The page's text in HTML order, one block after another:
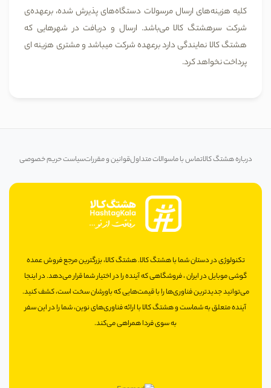
کلیه هزینه‌های ارسال مرسولات دستگاه‌های پذیرش شده، برعهده‌ی
شرکت سرهشتگ کالا می‌باشد. ارسال و دریافت در شهرهایی که
هشتگ کالا نمایندگی دارد برعهده شرکت میباشد و مشتری هزینه ای
پرداخت نخواهد کرد.
درباره هشتگ کالاتماس با ماسوالات متداولقوانین و مقرراتسیاست حریم خصوصی
تکنولوژی در دستان شما با هشتگ کالا. هشتگ کالا، بزرگترین مرجع فروش عمده
گوشی موبایل در ایران ، فروشگاهی که آینده را در اختیار شما قرار می‌دهد. در اینجا
می‌توانید جدیدترین فناوری‌ها را با قیمت‌هایی که باورشان سخت است، کشف کنید.
آینده متعلق به شماست و هشتگ کالا با ارائه فناوری‌های نوین، شما را در این سفر
به سوی فردا همراهی می‌کند.